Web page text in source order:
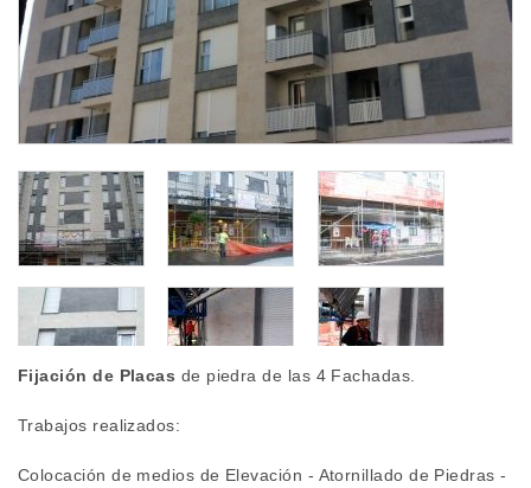
Fijación de Placas de piedra de las 4 Fachadas.
Trabajos realizados:
Colocación de medios de Elevación - Atornillado de Piedras -